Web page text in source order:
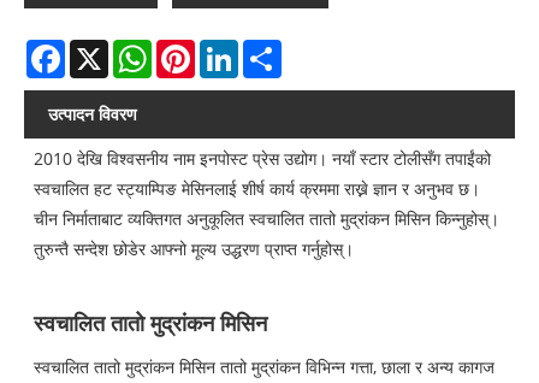
Facebook
X WhatsAppPinterestLinkedIn
उत्पादन विवरण
2010 देखि विश्वसनीय नाम इनपोस्ट प्रेस उद्योग। नयाँ स्टार टोलीसँग तपाईंको
स्वचालित हट स्ट्याम्पिङ मेसिनलाई शीर्ष कार्य क्रममा राख्ने ज्ञान र अनुभव छ।
चीन निर्माताबाट व्यक्तिगत अनुकूलित स्वचालित तातो मुद्रांकन मिसिन किन्नुहोस्।
तुरुन्तै सन्देश छोडेर आफ्नो मूल्य उद्धरण प्राप्त गर्नुहोस्।
स्वचालित तातो मुद्रांकन मिसिन
स्वचालित तातो मुद्रांकन मिसिन तातो मुद्रांकन विभिन्न गत्ता, छाला र अन्य कागज